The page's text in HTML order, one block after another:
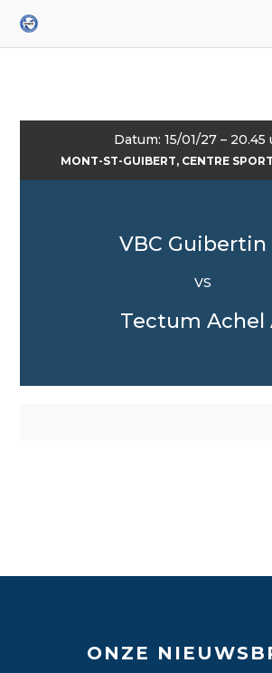
Datum: 15/01/27 – 20.45
MONT-ST-GUIBERT, CENTRE
VBC Guibertin
VS
Tectum Achel
ONZE